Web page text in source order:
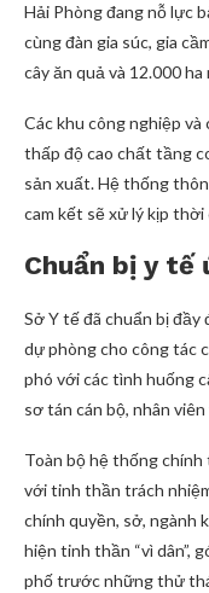
Hải Phòng đang nỗ lực
cùng đàn gia súc, gia
cây ăn quả và 12.000
Các khu công nghiệp
thấp độ cao chất tầng
sản xuất. Hệ thống
cam kết sẽ xử lý kịp thời
Chuẩn bị y tế
Sở Y tế đã chuẩn bị
dự phòng cho công tác
phó với các tình huống
sơ tán cán bộ, nhân
Toàn bộ hệ thống chính
với tinh thần trách
chính quyền, sở, ngành
hiện tinh thần “vì dân”,
phố trước những thử